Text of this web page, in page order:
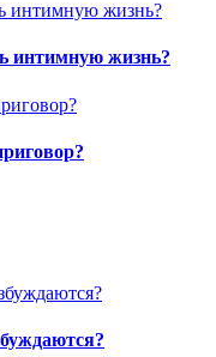
интимную жизнь?